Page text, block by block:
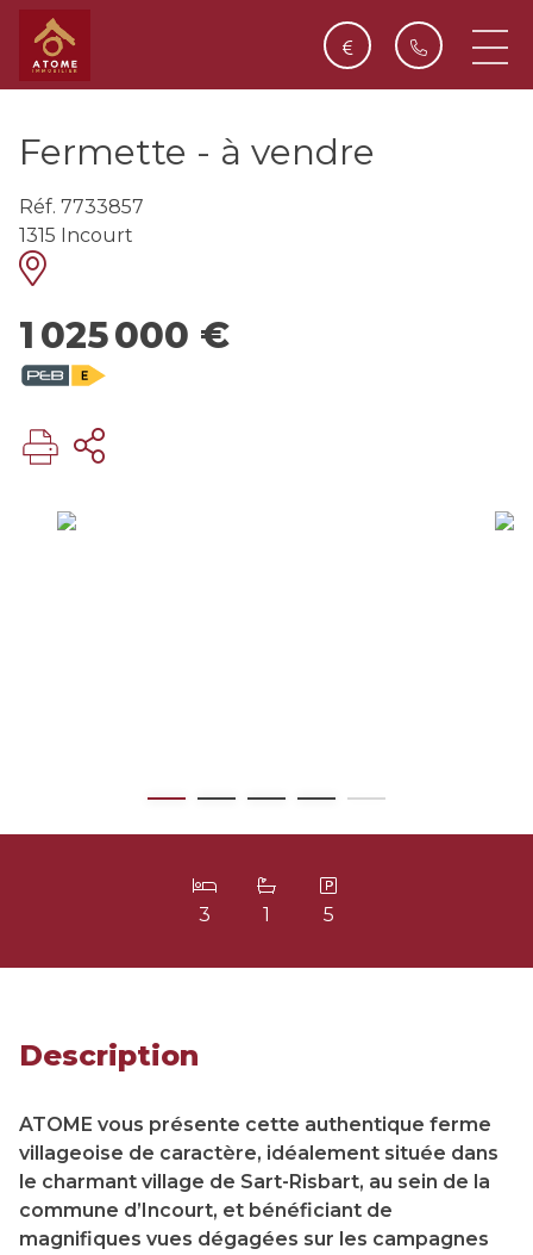
Fermette - à vendre
Réf. 7733857
1315 Incourt
1 025 000 €
3 1 5
Description
ATOME vous présente cette authentique ferme
villageoise de caractère, idéalement située dans
le charmant village de Sart-Risbart, au sein de la
commune d’Incourt, et bénéficiant de
magnifiques vues dégagées sur les campagnes